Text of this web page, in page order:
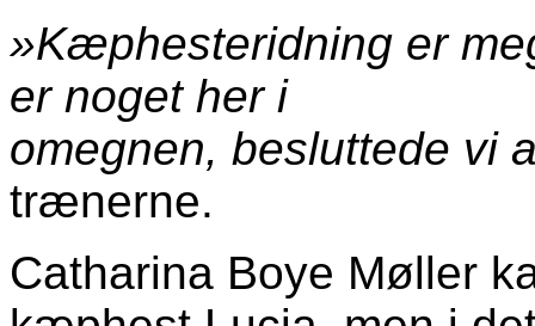
»Kæphesteridning er
er noget her i
omegnen, besluttede vi
trænerne.
Catharina Boye Møller